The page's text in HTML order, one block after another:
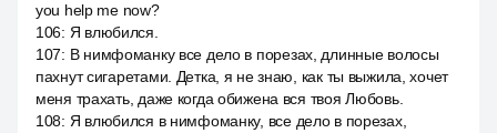
you help me now?
106: Я влюбился.
107: В нимфоманку все дело в порезах, длинные волосы
пахнут сигаретами. Детка, я не знаю, как ты выжила, хочет
меня трахать, даже когда обижена вся твоя Любовь.
108: Я влюбился в нимфоманку, все дело в порезах,